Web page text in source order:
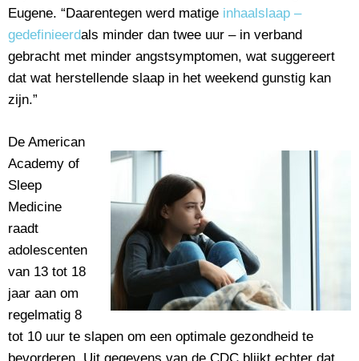
Eugene. “Daarentegen werd matige inhaalslaap –
gedefinieerdals minder dan twee uur – in verband
gebracht met minder angstsymptomen, wat suggereert
dat wat herstellende slaap in het weekend gunstig kan
zijn.”
De American
Academy of
Sleep
Medicine
raadt
adolescenten
van 13 tot 18
jaar aan om
regelmatig 8
tot 10 uur te slapen om een optimale gezondheid te